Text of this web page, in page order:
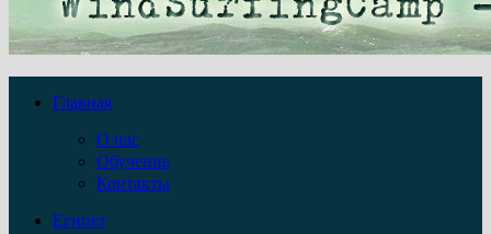
Главная
О нас
Обучение
Контакты
Египет